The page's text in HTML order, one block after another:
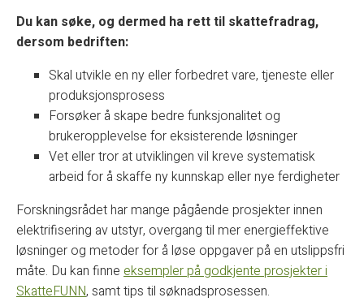
Du kan søke, og dermed ha rett til skattefradrag,
dersom bedriften:
Skal utvikle en ny eller forbedret vare, tjeneste eller
produksjonsprosess
Forsøker å skape bedre funksjonalitet og
brukeropplevelse for eksisterende løsninger
Vet eller tror at utviklingen vil kreve systematisk
arbeid for å skaffe ny kunnskap eller nye ferdigheter
Forskningsrådet har mange pågående prosjekter innen
elektrifisering av utstyr, overgang til mer energieffektive
løsninger og metoder for å løse oppgaver på en utslippsfri
måte. Du kan finne eksempler på godkjente prosjekter i
SkatteFUNN, samt tips til søknadsprosessen.